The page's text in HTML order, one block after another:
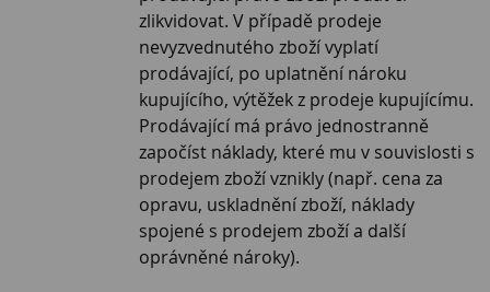
zlikvidovat. V případě prodeje
nevyzvednutého zboží vyplatí
prodávající, po uplatnění nároku
kupujícího, výtěžek z prodeje kupujícímu.
Prodávající má právo jednostranně
započíst náklady, které mu v souvislosti s
prodejem zboží vznikly (např. cena za
opravu, uskladnění zboží, náklady
spojené s prodejem zboží a další
oprávněné nároky).